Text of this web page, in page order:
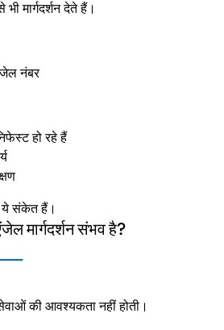
मार्गदर्शन देते हैं।
नंबर
हो रहे हैं
ये संकेत हैं।
मार्गदर्शन संभव है?
की आवश्यकता नहीं होती।